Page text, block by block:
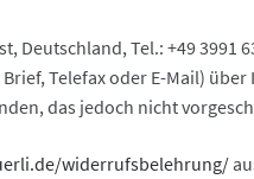
Tel.: +49 3991
Telefax oder E-Mail) über
das jedoch nicht
/widerrufsbelehrung/